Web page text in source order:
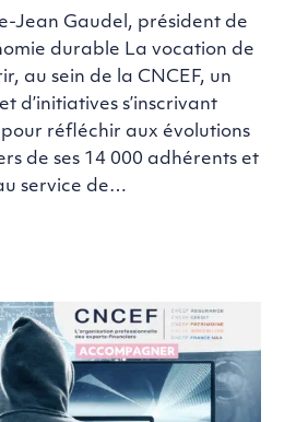
Jean Gaudel, président de
durable La vocation de
au sein de la CNCEF, un
d’initiatives s’inscrivant
réfléchir aux évolutions
de ses 14 000 adhérents et
service de…